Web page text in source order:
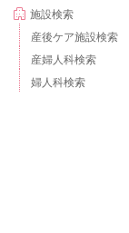
施設検索
産後ケア施設検索
産婦人科検索
婦人科検索